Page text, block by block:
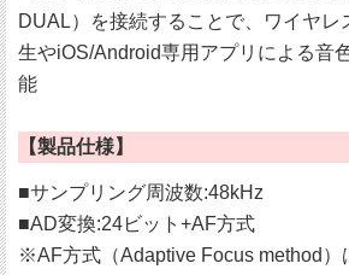
DUAL）を接続することで、ワイヤレ
生やiOS/Android専用アプリによる音
能
【製品仕様】
■サンプリング周波数:48kHz
■AD変換:24ビット+AF方式
※AF方式（Adaptive Focus method）